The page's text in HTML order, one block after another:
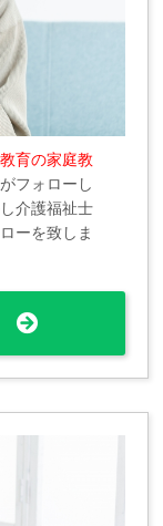
育の家庭教
フォローし
介護福祉士
ーを致しま